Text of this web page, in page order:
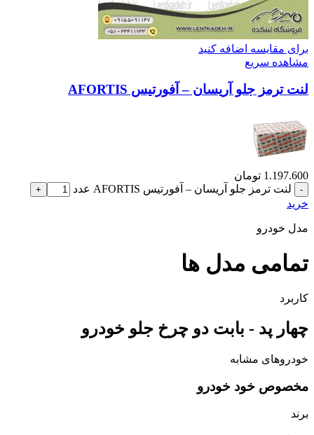
برای مقایسه اضافه کنید
مشاهده سریع
لنت ترمز جلو آریسان – آفورتیس AFORTIS
1.197.600 تومان
لنت ترمز جلو آریسان – آفورتیس AFORTIS عدد
خرید
مدل خودرو
تمامی مدل ها
کاربرد
چهار پد - بابت دو چرخ جلو خودرو
خودروهای مشابه
مخصوص خود خودرو
برند